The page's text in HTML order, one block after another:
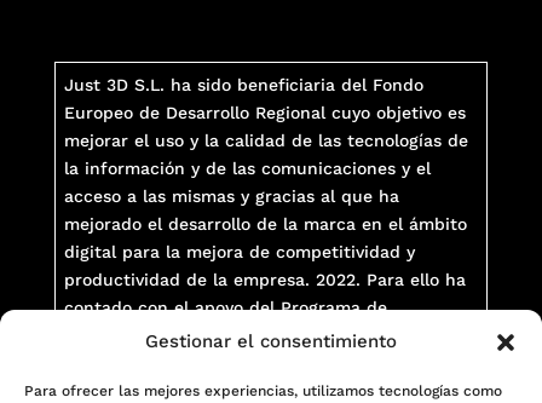
Gestionar el consentimiento
Para ofrecer las mejores experiencias, utilizamos tecnologías como
Just 3D S.L. ha sido beneficiaria del Fondo
Europeo de Desarrollo Regional cuyo objetivo es
mejorar el uso y la calidad de las tecnologías de
la información y de las comunicaciones y el
acceso a las mismas y gracias al que ha
mejorado el desarrollo de la marca en el ámbito
digital para la mejora de competitividad y
productividad de la empresa. 2022. Para ello ha
contado con el apoyo del Programa de
TICcamaras de la Cámara de Comercio de
Una manera de hacer Europa